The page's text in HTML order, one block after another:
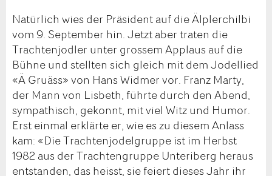
Natürlich wies der Präsident auf die Älplerchilbi
vom 9. September hin. Jetzt aber traten die
Trachtenjodler unter grossem Applaus auf die
Bühne und stellten sich gleich mit dem Jodellied
«Ä Gruäss» von Hans Widmer vor. Franz Marty,
der Mann von Lisbeth, führte durch den Abend,
sympathisch, gekonnt, mit viel Witz und Humor.
Erst einmal erklärte er, wie es zu diesem Anlass
kam: «Die Trachtenjodelgruppe ist im Herbst
1982 aus der Trachtengruppe Unteriberg heraus
entstanden, das heisst, sie feiert dieses Jahr ihr